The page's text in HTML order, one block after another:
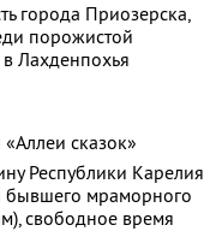
города Приозерска,
порожистой
Лахденпохья
сказок»
Республики Карелия
бывшего мраморного
свободное время